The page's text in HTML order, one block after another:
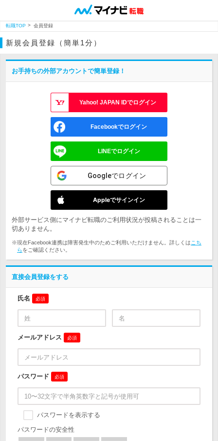
転職TOP 会員登録
新規会員登録（簡単1分）
お手持ちの外部アカウントで簡単登録！
Yahoo! JAPAN IDでログイン
Facebookでログイン
LINEでログイン
Googleでログイン
Appleでサインイン
外部サービス側にマイナビ転職のご利用状況が投稿されることは一
切ありません。
※現在Facebook連携は障害発生中のためご利用いただけません。詳しくは こち
らをご確認ください。
直接会員登録をする
氏名 必須
メールアドレス 必須
パスワード 必須
パスワードを表示する
パスワードの安全性